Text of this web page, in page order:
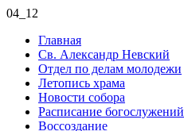
04_12
Главная
Св. Александр Невский
Отдел по делам молодежи
Летопись храма
Новости собора
Расписание богослужений
Воссоздание